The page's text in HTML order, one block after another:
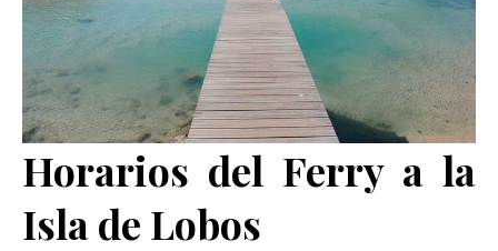
Horarios del Ferry a la
Isla de Lobos